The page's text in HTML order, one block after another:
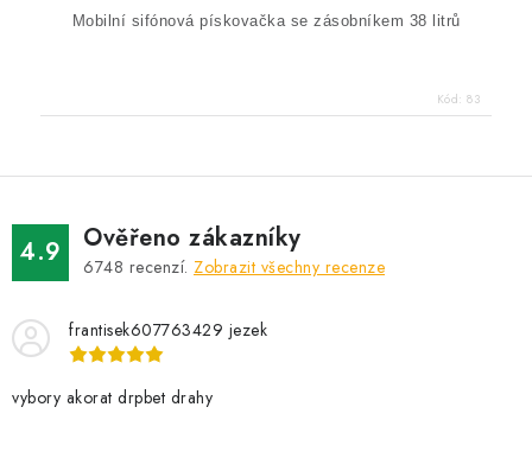
Mobilní sifónová pískovačka se zásobníkem 38 litrů
Kód: 83
4.9 Ověřeno zákazníky
6748 recenzí. Zobrazit všechny recenze
frantisek607763429 jezek
vybory akorat drpbet drahy